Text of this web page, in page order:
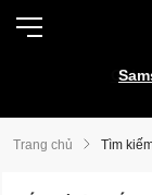
Trang chủ Tìm